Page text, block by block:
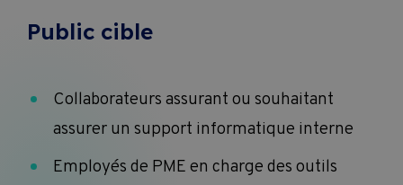
Public cible
Collaborateurs assurant ou souhaitant
assurer un support informatique interne
Employés de PME en charge des outils